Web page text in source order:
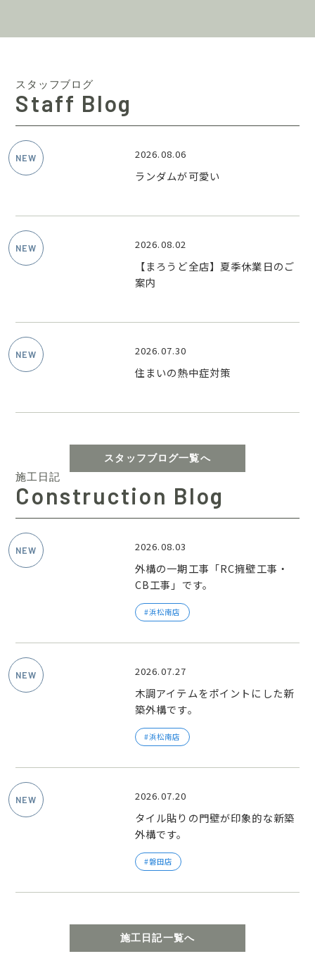
スタッフブログ
Staff Blog
2026.08.06
ランダムが可愛い
2026.08.02
【まろうど全店】夏季休業日のご
案内
2026.07.30
住まいの熱中症対策
スタッフブログ一覧へ
施工日記
Construction Blog
2026.08.03
外構の一期工事「RC擁壁工事・
CB工事」です。
浜松南店
2026.07.27
木調アイテムをポイントにした新
築外構です。
浜松南店
2026.07.20
タイル貼りの門壁が印象的な新築
外構です。
磐田店
施工日記一覧へ